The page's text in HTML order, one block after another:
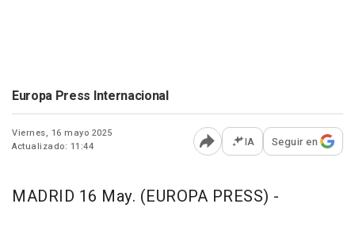
Europa Press Internacional
Viernes, 16 mayo 2025
Actualizado: 11:44
Abrir opciones para
IA Seguir en
MADRID 16 May. (EUROPA PRESS) -